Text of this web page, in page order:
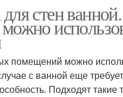
стен
помещений можно
с ванной еще
Подходят такие